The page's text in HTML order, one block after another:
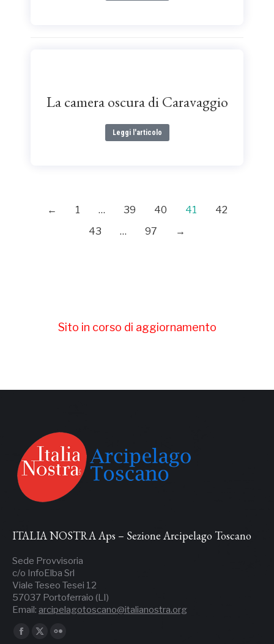
La camera oscura di Caravaggio
Leggi l'articolo
← 1 … 39 40 41
42
43
… 97 →
Sito in corso di aggiornamento
ITALIA NOSTRA Aps – Sezione Arcipelago Toscano
Sede Provvisoria
c/o InfoElba Srl
Viale Teseo Tesei 12
57037 Portoferraio (LI)
Email: arcipelagotoscano@italianostra.org
Ci puoi trovare su: